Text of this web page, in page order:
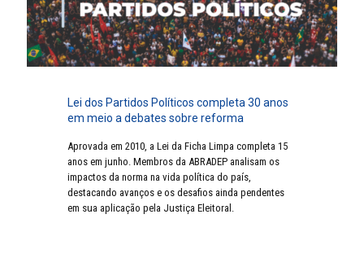
Lei dos Partidos Políticos completa 30 anos
em meio a debates sobre reforma
Aprovada em 2010, a Lei da Ficha Limpa completa 15
anos em junho. Membros da ABRADEP analisam os
impactos da norma na vida política do país,
destacando avanços e os desafios ainda pendentes
em sua aplicação pela Justiça Eleitoral.